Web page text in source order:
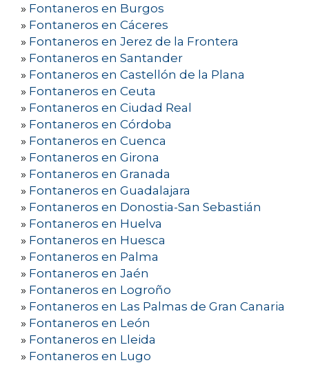
» Fontaneros en Burgos
» Fontaneros en Cáceres
» Fontaneros en Jerez de la Frontera
» Fontaneros en Santander
» Fontaneros en Castellón de la Plana
» Fontaneros en Ceuta
» Fontaneros en Ciudad Real
» Fontaneros en Córdoba
» Fontaneros en Cuenca
» Fontaneros en Girona
» Fontaneros en Granada
» Fontaneros en Guadalajara
» Fontaneros en Donostia-San Sebastián
» Fontaneros en Huelva
» Fontaneros en Huesca
» Fontaneros en Palma
» Fontaneros en Jaén
» Fontaneros en Logroño
» Fontaneros en Las Palmas de Gran Canaria
» Fontaneros en León
» Fontaneros en Lleida
» Fontaneros en Lugo